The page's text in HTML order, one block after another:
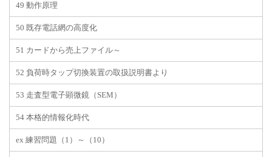
49 動作原理
50 既存電話網の高度化
51 カードから売上ファイル～
52 負荷時タップ切換装置の取扱説明書より
53 走査型電子顕微鏡（SEM）
54 本格的情報化時代
ex 練習問題（1）～（10）